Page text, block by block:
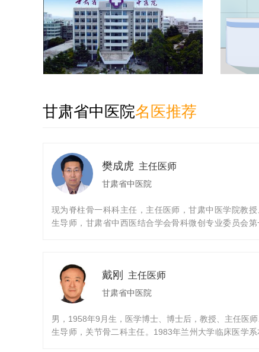
甘肃省中医院名医推荐
樊成虎 主任医师
甘肃省中医院
现为脊柱骨一科科主任，主任医师，甘肃中医学院教授
生导师，甘肃省中西医结合学会骨科微创专业委员会第
戴刚 主任医师
甘肃省中医院
男，1958年9月生，医学博士、博士后，教授、主任医
生导师，关节骨二科主任。1983年兰州大学临床医学